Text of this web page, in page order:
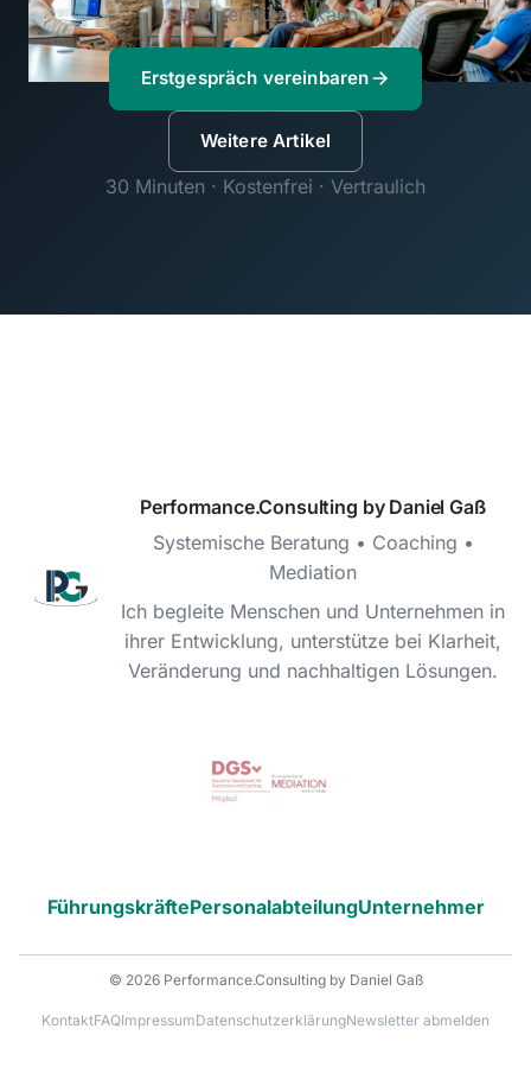
Sie unterstützen kann.
Erstgespräch vereinbaren
Weitere Artikel
30 Minuten · Kostenfrei · Vertraulich
Performance.Consulting by Daniel Gaß
Systemische Beratung • Coaching •
Mediation
Ich begleite Menschen und Unternehmen in
ihrer Entwicklung, unterstütze bei Klarheit,
Veränderung und nachhaltigen Lösungen.
FührungskräftePersonalabteilungUnternehmer
© 2026 Performance.Consulting by Daniel Gaß
KontaktFAQImpressumDatenschutzerklärungNewsletter abmelden